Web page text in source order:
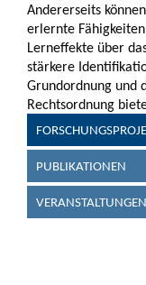
Andererseits
erlernte
Lerneffekte über
stärkere
Grundordnung und
Rechtsordnung
PUBLIKATIONEN